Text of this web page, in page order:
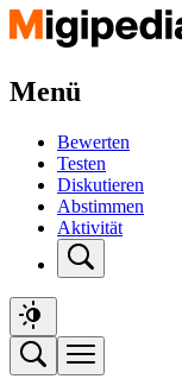
Menü
Bewerten
Testen
Diskutieren
Abstimmen
Aktivität